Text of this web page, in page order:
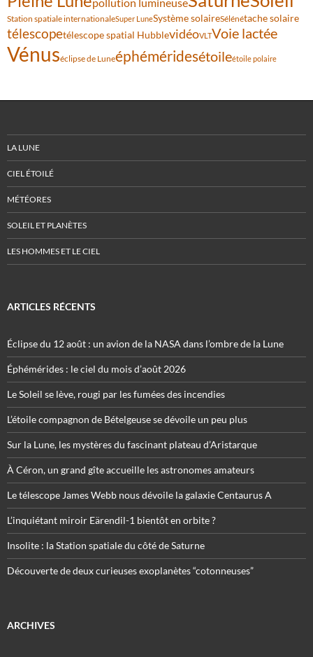
Station spatiale internationaleSuper LuneSystème solaireSélénétache solaire
télescopetélescope spatial HubblevidéoVLTVoie lactée
Vénuséclipse de Luneéphéméridesétoileétoile polaire
LA LUNE
CIEL ÉTOILÉ
MÉTÉORES
SOLEIL ET PLANÈTES
LES HOMMES ET LE CIEL
ARTICLES RÉCENTS
Éclipse du 12 août : un avion de la NASA dans l’ombre de la Lune
Éphémérides : le ciel du mois d’août 2026
Le Soleil se lève, rougi par les fumées des incendies
L’étoile compagnon de Bételgeuse se dévoile un peu plus
Sur la Lune, les mystères du fascinant plateau d’Aristarque
À Céron, un grand gîte accueille les astronomes amateurs
Le télescope James Webb nous dévoile la galaxie Centaurus A
L’inquiétant miroir Eärendil-1 bientôt en orbite ?
Insolite : la Station spatiale du côté de Saturne
Découverte de deux curieuses exoplanètes “cotonneuses”
ARCHIVES